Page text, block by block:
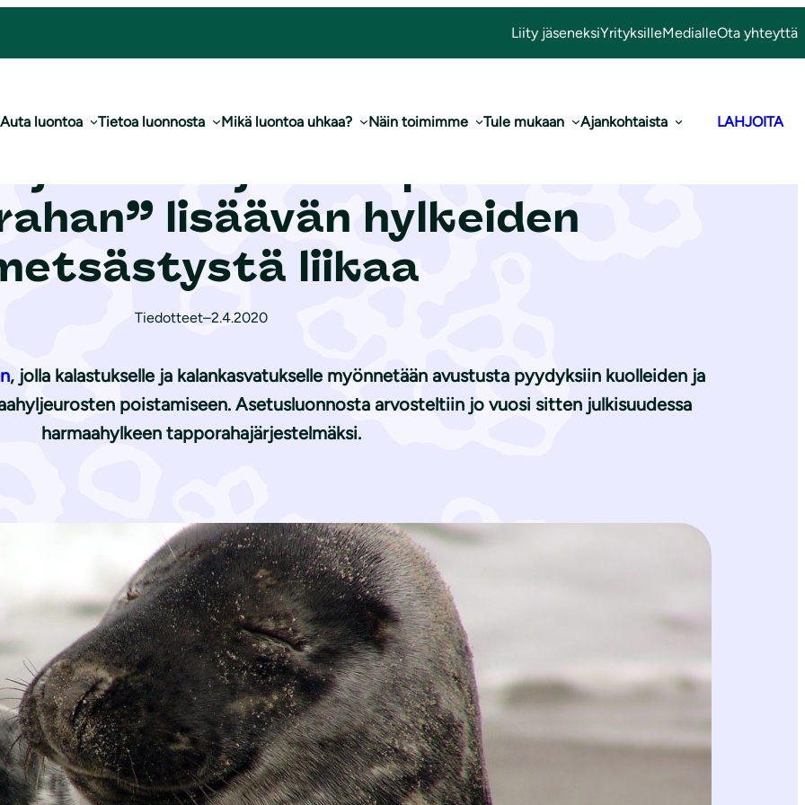
Liity jäseneksiYrityksilleMedialleOta yhteyttä
Auta luontoa Tietoa luonnosta Mikä luontoa uhkaa? Näin toimimme Tule mukaan Ajankohtaista LAHJOITA
lisäävän hylkeiden metsästystä liikaa
lisäävän hylkeiden
liikaa
Tiedotteet–2.4.2020
, jolla kalastukselle ja kalankasvatukselle myönnetään avustusta pyydyksiin kuolleiden ja
poistamiseen. Asetusluonnosta arvosteltiin jo vuosi sitten julkisuudessa
harmaahylkeen tapporahajärjestelmäksi.